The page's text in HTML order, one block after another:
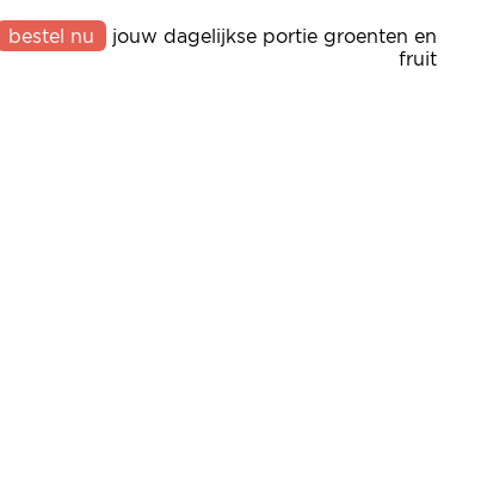
bestel nu
jouw dagelijkse portie groenten en
fruit